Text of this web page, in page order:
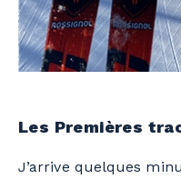
Les Premières
J’arrive quelques